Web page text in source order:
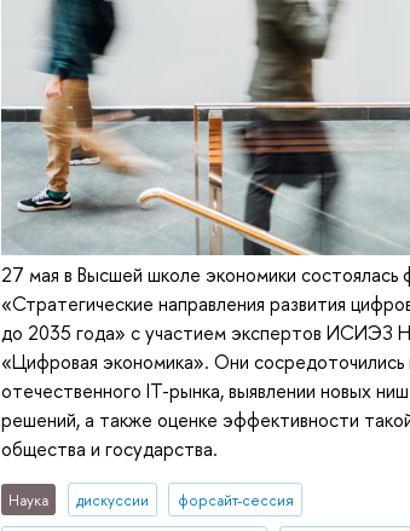
27 мая в Высшей школе экономики состоялась
«Стратегические направления развития
до 2035 года» с участием экспертов
«Цифровая экономика». Они сосредоточились
отечественного IT-рынка, выявлении новых
решений, а также оценке эффективности
общества и государства.
Наука дискуссии форсайт-сессия